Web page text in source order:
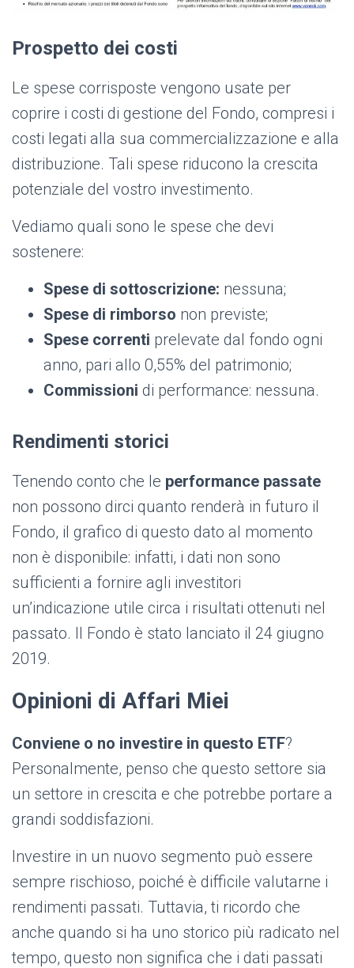
Prospetto dei costi
Le spese corrisposte vengono usate per
coprire i costi di gestione del Fondo, compresi i
costi legati alla sua commercializzazione e alla
distribuzione. Tali spese riducono la crescita
potenziale del vostro investimento.
Vediamo quali sono le spese che devi
sostenere:
Spese di sottoscrizione: nessuna;
Spese di rimborso non previste;
Spese correnti prelevate dal fondo ogni
anno, pari allo 0,55% del patrimonio;
Commissioni di performance: nessuna.
Rendimenti storici
Tenendo conto che le performance passate
non possono dirci quanto renderà in futuro il
Fondo, il grafico di questo dato al momento
non è disponibile: infatti, i dati non sono
sufficienti a fornire agli investitori
un’indicazione utile circa i risultati ottenuti nel
passato. Il Fondo è stato lanciato il 24 giugno
2019.
Opinioni di Affari Miei
Conviene o no investire in questo ETF?
Personalmente, penso che questo settore sia
un settore in crescita e che potrebbe portare a
grandi soddisfazioni.
Investire in un nuovo segmento può essere
sempre rischioso, poiché è difficile valutarne i
rendimenti passati. Tuttavia, ti ricordo che
anche quando si ha uno storico più radicato nel
tempo, questo non significa che i dati passati